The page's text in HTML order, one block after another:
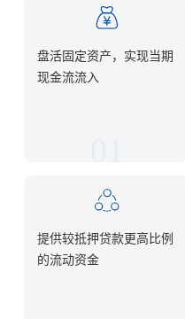
盘活固定资产，实现当期
现金流流入
提供较抵押贷款更高比例
的流动资金